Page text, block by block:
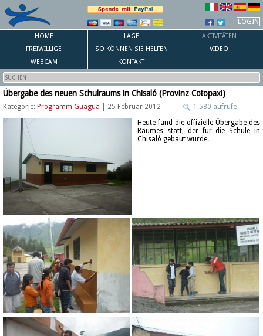
LOGIN
HOME LAGE
AKTIVITÄTEN
FREIWILLIGE
SO KÖNNEN SIE HELFEN
VIDEO
WEBCAM
KONTAKT
Übergabe des neuen Schulraums in Chisaló (Provinz Cotopaxi)
Kategorie: Programm Guagua | 25 Februar 2012
1.530 aufrufe
Heute fand die offizielle Übergabe des
Raumes statt, der für die Schule in
Chisaló gebaut wurde.